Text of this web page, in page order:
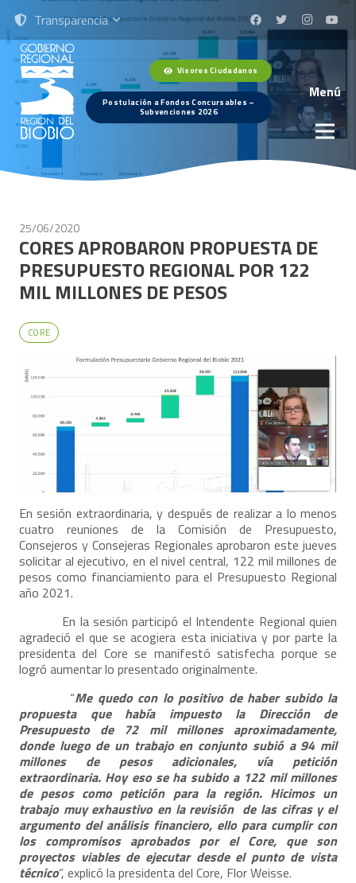
Transparencia
Visores Ciudadanos
Postulación a Fondos Concursables –
Subvenciones 2026
Menú
25/06/2020
CORES APROBARON PROPUESTA DE
PRESUPUESTO REGIONAL POR 122
MIL MILLONES DE PESOS
CORE
En sesión extraordinaria, y después de realizar a lo menos
cuatro reuniones de la Comisión de Presupuesto,
Consejeros y Consejeras Regionales aprobaron este jueves
solicitar al ejecutivo, en el nivel central, 122 mil millones de
pesos como financiamiento para el Presupuesto Regional
año 2021.
En la sesión participó el Intendente Regional quien
agradeció el que se acogiera esta iniciativa y por parte la
presidenta del Core se manifestó satisfecha porque se
logró aumentar lo presentado originalmente.
“Me quedo con lo positivo de haber subido la
propuesta que había impuesto la Dirección de
Presupuesto de 72 mil millones aproximadamente,
donde luego de un trabajo en conjunto subió a 94 mil
millones de pesos adicionales, vía petición
extraordinaria. Hoy eso se ha subido a 122 mil millones
de pesos como petición para la región. Hicimos un
trabajo muy exhaustivo en la revisión de las cifras y el
argumento del análisis financiero, ello para cumplir con
los compromisos aprobados por el Core, que son
proyectos viables de ejecutar desde el punto de vista
técnico”, explicó la presidenta del Core, Flor Weisse.